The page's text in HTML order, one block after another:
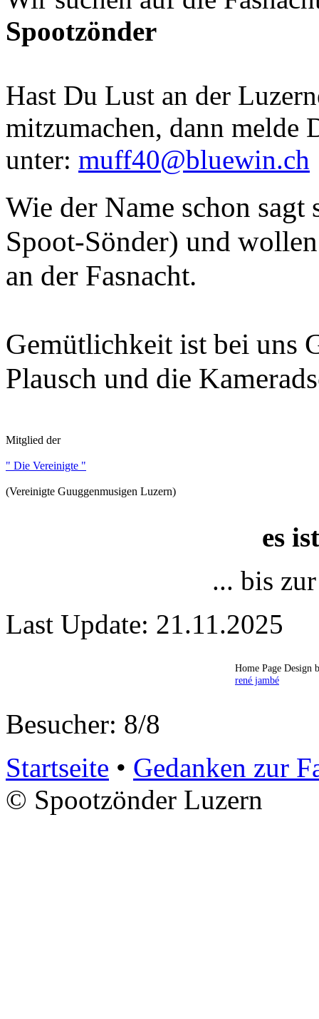
Spootzönder
Hast Du Lust an der
mitzumachen, dann melde
unter: muff40@bluewin.ch
Wie der Name schon
Spoot-Sönder) und
an der Fasnacht.
Gemütlichkeit ist bei uns
Plausch und die
Mitglied der
" Die Vereinigte "
(Vereinigte Guuggenmusigen Luzern)
es
... bis
Last Update: 21.11.2025
Home Page Design
rené jambé
Besucher: 8/8
Startseite • Gedanken zur
© Spootzönder Luzern